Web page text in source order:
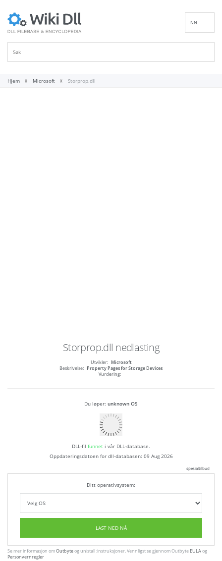
NN
Hjem Microsoft Storprop.dll
Storprop.dll nedlasting
Utvikler: Microsoft
Beskrivelse: Property Pages for Storage Devices
Vurdering:
Du løper: unknown OS
DLL-fil funnet i vår DLL-database.
Oppdateringsdatoen for dll-databasen: 09 Aug 2026
spesialtilbud
Ditt operativsystem:
LAST NED NÅ
Se mer informasjon omOutbyteog unistall :instruksjoner. Vennligst se gjennom Outbyte EULAog
Personvernregler